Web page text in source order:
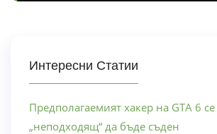
Интересни Статии
Предполагаемият хакер на GTA 6 се
„неподходящ“ да бъде съден